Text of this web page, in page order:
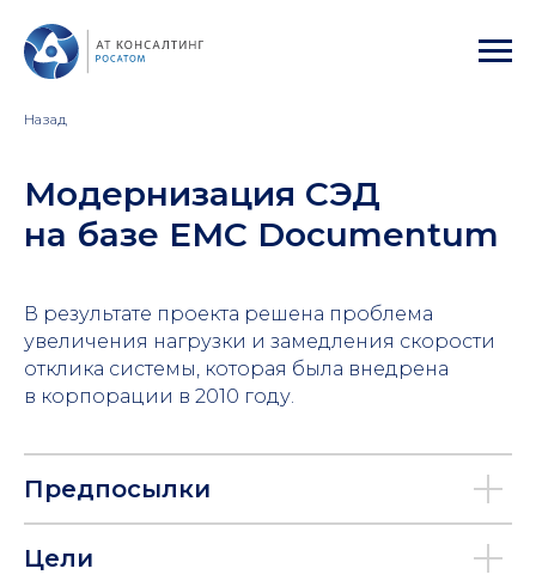
Назад
Модернизация СЭД
на базе EMC Documentum
В результате проекта решена проблема
увеличения нагрузки и замедления скорости
отклика системы, которая была внедрена
в корпорации в 2010 году.
Предпосылки
Цели